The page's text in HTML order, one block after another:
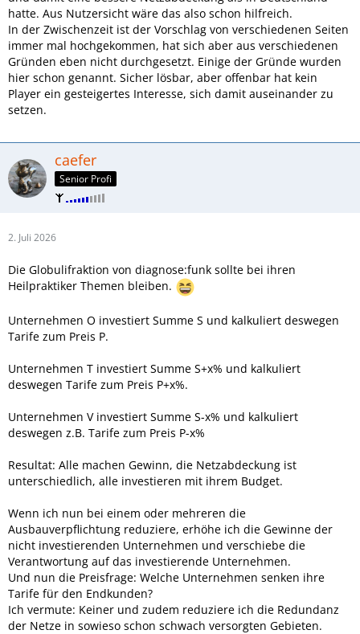
hatte. Aus Nutzersicht wäre das also schon hilfreich.
In der Zwischenzeit ist der Vorschlag von verschiedenen Seiten
immer mal hochgekommen, hat sich aber aus verschiedenen
Gründen eben nicht durchgesetzt. Einige der Gründe wurden
hier schon genannt. Sicher lösbar, aber offenbar hat kein
Player ein gesteigertes Interesse, sich damit auseinander zu
setzen.
caefer
Senior Profi
2. Juli 2026
Die Globulifraktion von diagnose:funk sollte bei ihren
Heilpraktiker Themen bleiben.
Unternehmen O investiert Summe S und kalkuliert deswegen
Tarife zum Preis P.
Unternehmen T investiert Summe S+x% und kalkuliert
deswegen Tarife zum Preis P+x%.
Unternehmen V investiert Summe S-x% und kalkuliert
deswegen z.B. Tarife zum Preis P-x%
Resultat: Alle machen Gewinn, die Netzabdeckung ist
unterschiedlich, alle investieren mit ihrem Budget.
Wenn ich nun bei einem oder mehreren die
Ausbauverpflichtung reduziere, erhöhe ich die Gewinne der
nicht investierenden Unternehmen und verschiebe die
Verantwortung auf das investierende Unternehmen.
Und nun die Preisfrage: Welche Unternehmen senken ihre
Tarife für den Endkunden?
Ich vermute: Keiner und zudem reduziere ich die Redundanz
der Netze in sowieso schon schwach versorgten Gebieten.